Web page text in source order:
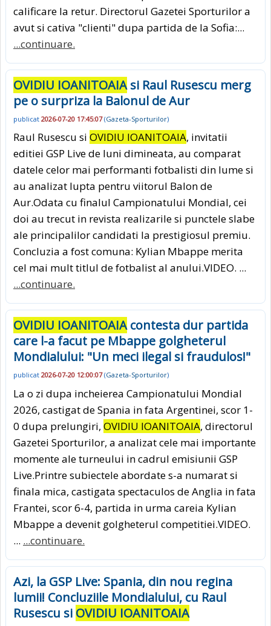
calificare la retur. Directorul Gazetei Sporturilor a
avut si cativa "clienti" dupa partida de la Sofia:...
...continuare.
OVIDIU IOANITOAIAsi Raul Rusescu merg
pe o surpriza la Balonul de Aur
publicat 2026-07-20 17:45:07(Gazeta-Sporturilor)
Raul Rusescu si OVIDIU IOANITOAIA, invitatii
editiei GSP Live de luni dimineata, au comparat
datele celor mai performanti fotbalisti din lume si
au analizat lupta pentru viitorul Balon de
Aur.Odata cu finalul Campionatului Mondial, cei
doi au trecut in revista realizarile si punctele slabe
ale principalilor candidati la prestigiosul premiu.
Concluzia a fost comuna: Kylian Mbappe merita
cel mai mult titlul de fotbalist al anului.VIDEO. ...
...continuare.
OVIDIU IOANITOAIAcontesta dur partida
care l-a facut pe Mbappe golgheterul
Mondialului: "Un meci ilegal si fraudulos!"
publicat 2026-07-20 12:00:07(Gazeta-Sporturilor)
La o zi dupa incheierea Campionatului Mondial
2026, castigat de Spania in fata Argentinei, scor 1-
0 dupa prelungiri, OVIDIU IOANITOAIA, directorul
Gazetei Sporturilor, a analizat cele mai importante
momente ale turneului in cadrul emisiunii GSP
Live.Printre subiectele abordate s-a numarat si
finala mica, castigata spectaculos de Anglia in fata
Frantei, scor 6-4, partida in urma careia Kylian
Mbappe a devenit golgheterul competitiei.VIDEO.
... ...continuare.
Azi, la GSP Live: Spania, din nou regina
lumii! Concluziile Mondialului, cu Raul
Rusescu si OVIDIU IOANITOAIA